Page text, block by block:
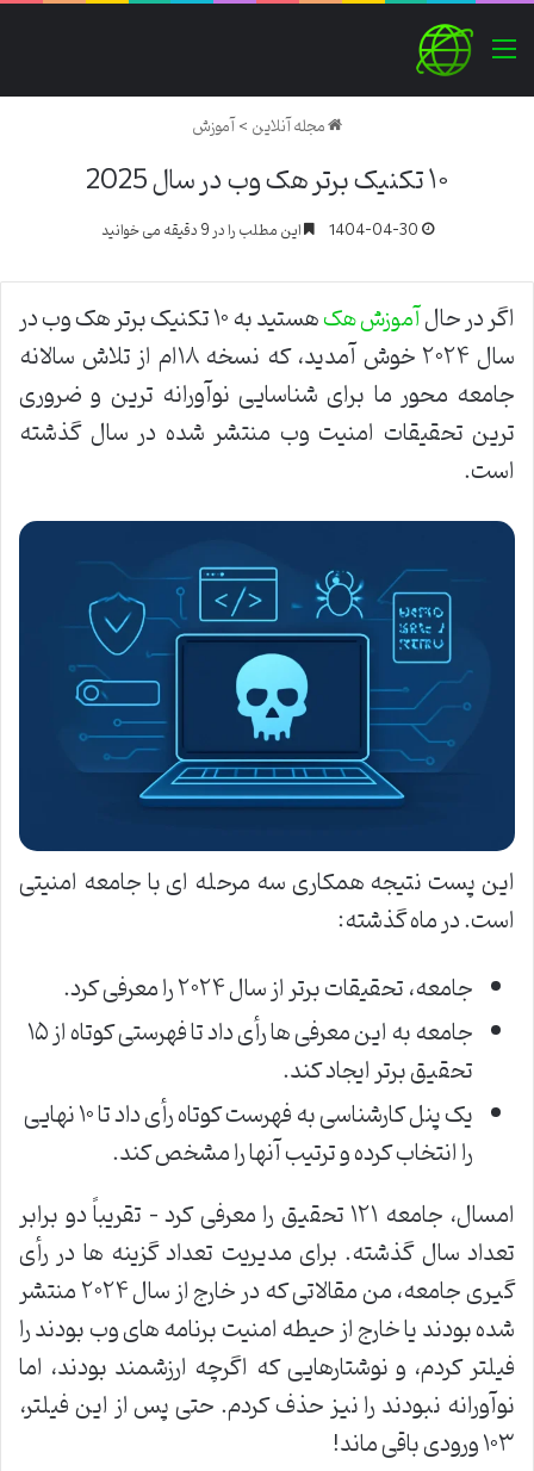
منو
مجله آنلاین>آموزش
۱۰ تکنیک برتر هک وب در سال 2025
1404-04-30 این مطلب را در 9 دقیقه می خوانید
اگر در حالآموزش هک
هستید به ۱۰ تکنیک برتر هک وب در
سال ۲۰۲۴ خوش آمدید، که نسخه ۱۸ام از تلاش سالانه
جامعه محور ما برای شناسایی نوآورانه ترین و ضروری
ترین تحقیقات امنیت وب منتشر شده در سال گذشته
است.
این پست نتیجه همکاری سه مرحله ای با جامعه امنیتی
است. در ماه گذشته:
جامعه، تحقیقات برتر از سال ۲۰۲۴ را معرفی کرد
.
جامعه به این معرفی ها رأی داد تا فهرستی کوتاه از ۱۵
تحقیق برتر ایجاد کند.
یک پنل کارشناسی به فهرست کوتاه رأی داد تا ۱۰ نهایی
را انتخاب کرده و ترتیب آنها را مشخص کند.
امسال، جامعه ۱۲۱ تحقیق را معرفی کرد – تقریباً دو برابر
تعداد سال گذشته. برای مدیریت تعداد گزینه ها در رأی
گیری جامعه، من مقالاتی که در خارج از سال ۲۰۲۴ منتشر
شده بودند یا خارج از حیطه امنیت برنامه های وب بودند را
فیلتر کردم، و نوشتارهایی که اگرچه ارزشمند بودند، اما
نوآورانه نبودند را نیز حذف کردم. حتی پس از این فیلتر،
۱۰۳ ورودی باقی ماند
!